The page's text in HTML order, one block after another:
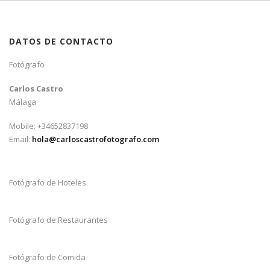
DATOS DE CONTACTO
Fotógrafo
Carlos Castro
Málaga
Mobile: +34652837198
Email: hola@carloscastrofotografo.com
Fotógrafo de Hoteles
Fotógrafo de Restaurantes
Fotógrafo de Comida